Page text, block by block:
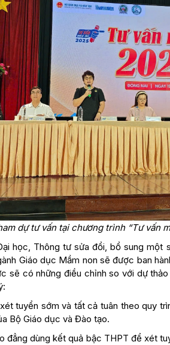
dự tư vấn tại chương trình “Tư vấn
học, Thông tư sửa đổi, bổ sung một
Giáo dục Mầm non sẽ được ban
sẽ có những điều chỉnh so với dự
tuyển sớm và tất cả tuân theo quy
Bộ Giáo dục và Đào tạo.
dùng kết quả bậc THPT để xét